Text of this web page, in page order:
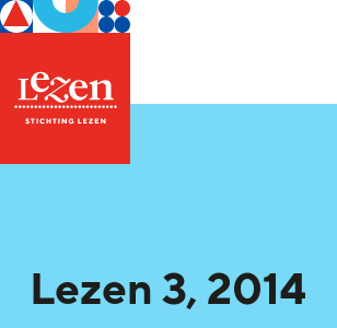
Lezen 3, 2014